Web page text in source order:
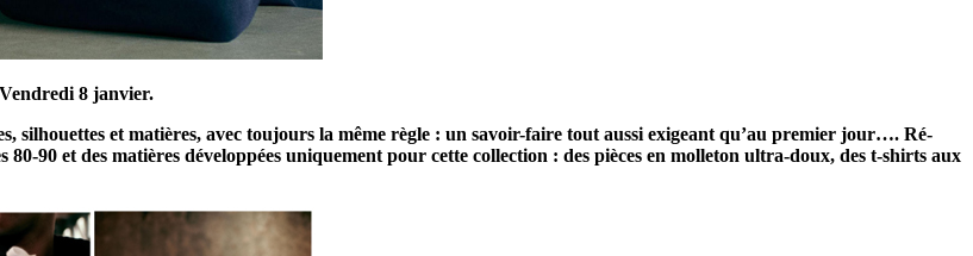
8 janvier.
silhouettes et matières, avec toujours la même règle : un savoir-faire tout aussi exigeant qu’au premier jour…. Ré-
90 et des matières développées uniquement pour cette collection : des pièces en molleton ultra-doux, des t-shirts aux